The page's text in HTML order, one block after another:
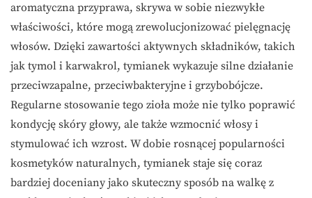
aromatyczna przyprawa, skrywa w sobie niezwykłe
właściwości, które mogą zrewolucjonizować pielęgnację
włosów. Dzięki zawartości aktywnych składników, takich
jak tymol i karwakrol, tymianek wykazuje silne działanie
przeciwzapalne, przeciwbakteryjne i grzybobójcze.
Regularne stosowanie tego zioła może nie tylko poprawić
kondycję skóry głowy, ale także wzmocnić włosy i
stymulować ich wzrost. W dobie rosnącej popularności
kosmetyków naturalnych, tymianek staje się coraz
bardziej doceniany jako skuteczny sposób na walkę z